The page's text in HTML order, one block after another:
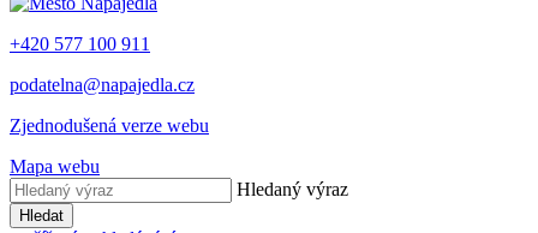
+420 577 100 911
podatelna@napajedla.cz
Zjednodušená verze webu
Mapa webu
Hledaný výraz
Hledat